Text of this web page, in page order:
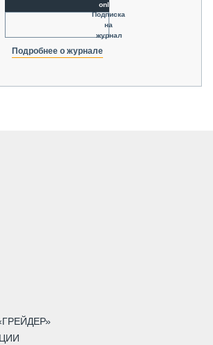
online
Подписка
на
журнал
Подробнее о журнале